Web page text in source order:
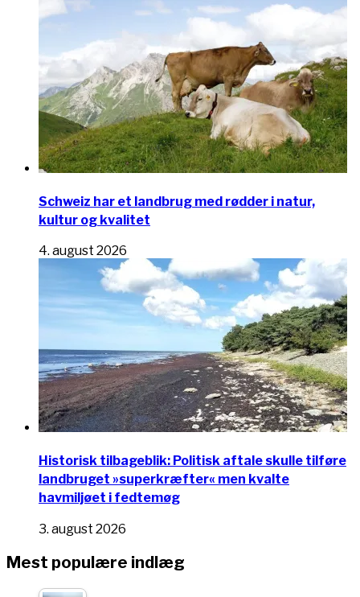
Schweiz har et landbrug med rødder i natur,
kultur og kvalitet
4. august 2026
Historisk tilbageblik: Politisk aftale skulle tilføre
landbruget »superkræfter« men kvalte
havmiljøet i fedtemøg
3. august 2026
Mest populære indlæg